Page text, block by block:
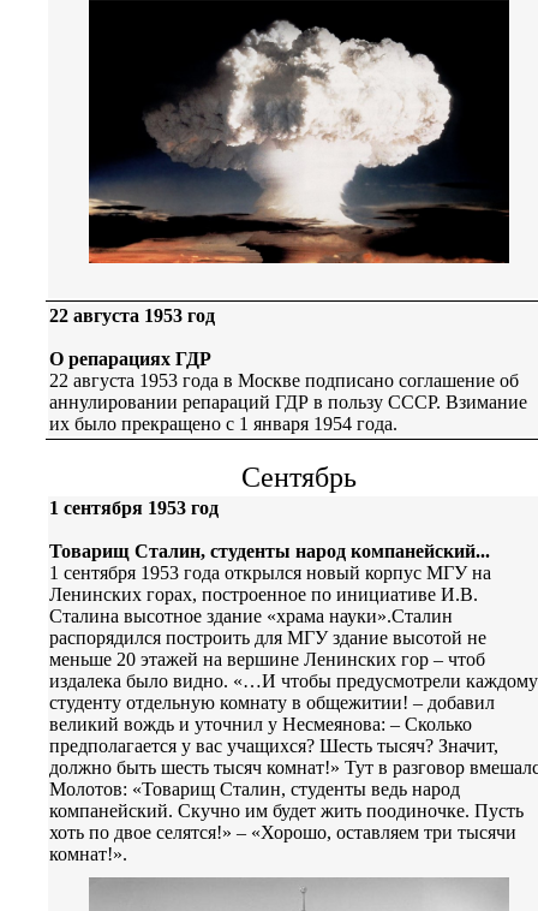
22 августа 1953 год
О репарациях ГДР
22 августа 1953 года в Москве подписано соглашение об
аннулировании репараций ГДР в пользу СССР. Взимание
их было прекращено с 1 января 1954 года.
Сентябрь
1 сентября 1953 год
Товарищ Сталин, студенты народ компанейский...
1 сентября 1953 года открылся новый корпус МГУ на
Ленинских горах, построенное по инициативе И.В.
Сталина высотное здание «храма науки».Сталин
распорядился построить для МГУ здание высотой не
меньше 20 этажей на вершине Ленинских гор – чтоб
издалека было видно. «…И чтобы предусмотрели каждому
студенту отдельную комнату в общежитии! – добавил
великий вождь и уточнил у Несмеянова: – Сколько
предполагается у вас учащихся? Шесть тысяч? Значит,
должно быть шесть тысяч комнат!» Тут в разговор
Молотов: «Товарищ Сталин, студенты ведь народ
компанейский. Скучно им будет жить поодиночке. Пусть
хоть по двое селятся!» – «Хорошо, оставляем три тысячи
комнат!».